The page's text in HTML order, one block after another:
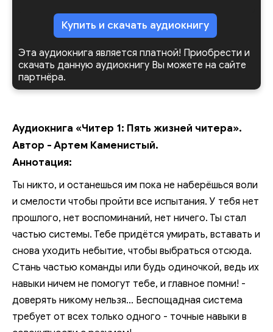
Купить и скачать аудиокнигу
Эта аудиокнига является платной! Приобрести и
скачать данную аудиокнигу Вы можете на сайте
партнёра.
Аудиокнига «Читер 1: Пять жизней читера».
Автор - Артем Каменистый.
Аннотация:
Ты никто, и останешься им пока не наберёшься воли
и смелости чтобы пройти все испытания. У тебя нет
прошлого, нет воспоминаний, нет ничего. Ты стал
частью системы. Тебе придётся умирать, вставать и
снова уходить небытие, чтобы выбраться отсюда.
Стань частью команды или будь одиночкой, ведь их
навыки ничем не помогут тебе, и главное помни! -
доверять никому нельзя... Беспощадная система
требует от всех только одного - точные навыки в